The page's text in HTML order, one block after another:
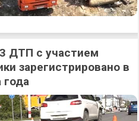
ДТП с участием
зарегистрировано в
года